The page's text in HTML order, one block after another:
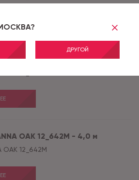
ДРУГОЙ
OAK 12_642M - 3,5 м
OAK 12_642M - 4,0 м
OAK 12_642M